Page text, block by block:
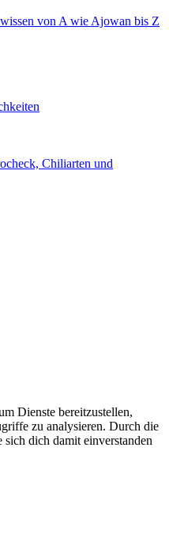
von A wie Ajowan bis Z
Chiliarten und
Dienste bereitzustellen,
zu analysieren. Durch die
dich damit einverstanden